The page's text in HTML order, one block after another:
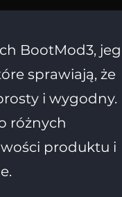
BootMod3,
sprawiają, że
i wygodny.
różnych
produktu i